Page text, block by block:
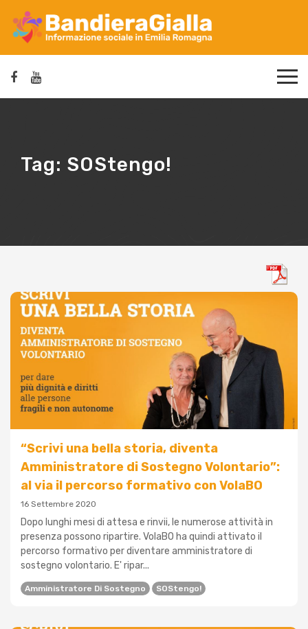
Tag: SOStengo!
“Scrivi una bella storia, diventa
Amministratore di Sostegno Volontario”:
al via il percorso formativo con VolaBO
16 Settembre 2020
Dopo lunghi mesi di attesa e rinvii, le numerose attività in
presenza possono ripartire. VolaBO ha quindi attivato il
percorso formativo per diventare amministratore di
sostegno volontario. E' ripar...
Amministratore Di Sostegno SOStengo!